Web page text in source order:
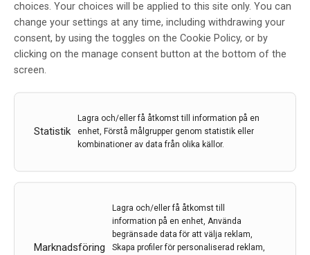
choices. Your choices will be applied to this site only. You can
change your settings at any time, including withdrawing your
consent, by using the toggles on the Cookie Policy, or by
clicking on the manage consent button at the bottom of the
screen.
Statistik
Lagra och/eller få åtkomst till information på en
enhet, Förstå målgrupper genom statistik eller
kombinationer av data från olika källor.
Marknadsföring
Lagra och/eller få åtkomst till
information på en enhet, Använda
begränsade data för att välja reklam,
Skapa profiler för personaliserad reklam,
Hortons Huvudvärk – Bra
behandling finns men
diagnostiken ett problem
Etiketter: cluster headache,Helene Wallskär,Hortons
Ingela Nilsson Remahl
förminskad. På den drabbade sidan kan även näsan
vara täppt eller rinna och man svettas ofta i ansiktet.
Smärtan kommer i attacker 1–8 gånger per dygn och